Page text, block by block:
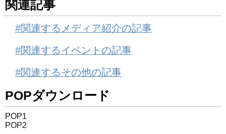
関連記事
#関連するメディア紹介の記事
#関連するイベントの記事
#関連するその他の記事
POPダウンロード
POP1
POP2